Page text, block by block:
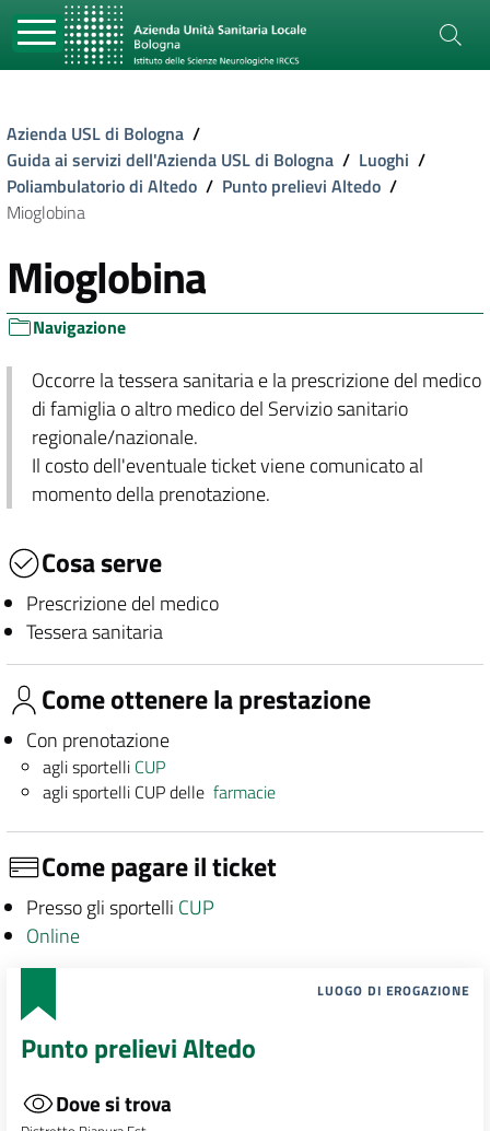
Azienda USL di Bologna /
Guida ai servizi dell'Azienda USL di Bologna / Luoghi /
Poliambulatorio di Altedo / Punto prelievi Altedo /
Mioglobina
Mioglobina
Navigazione
Occorre la tessera sanitaria e la prescrizione del medico
di famiglia o altro medico del Servizio sanitario
regionale/nazionale.
Il costo dell'eventuale ticket viene comunicato al
momento della prenotazione.
Cosa serve
Prescrizione del medico
Tessera sanitaria
Come ottenere la prestazione
Con prenotazione
agli sportelli CUP
agli sportelli CUP dellefarmacie
Come pagare il ticket
Presso gli sportelli CUP
Online
LUOGO DI EROGAZIONE
Punto prelievi Altedo
Dove si trova